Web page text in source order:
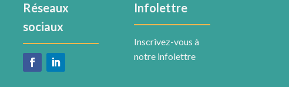
Réseaux
sociaux
Infolettre
Inscrivez-vous à
notre infolettre